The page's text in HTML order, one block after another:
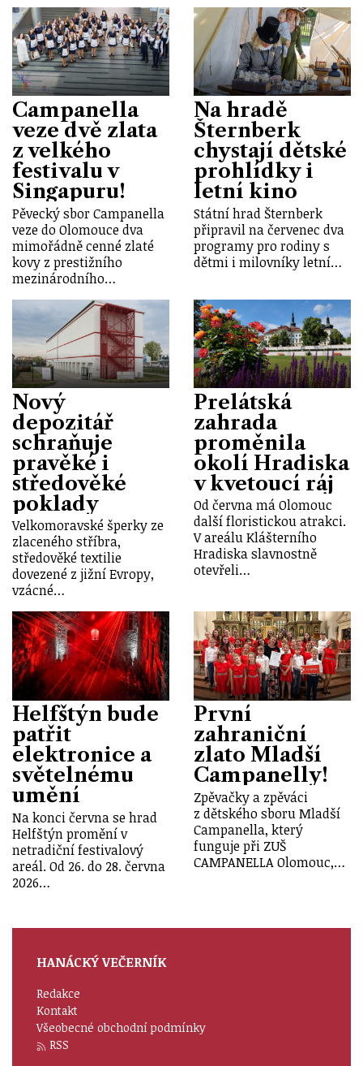
Campanella
veze dvě zlata
z velkého
festivalu v
Singapuru!
Pěvecký sbor Campanella
veze do Olomouce dva
mimořádně cenné zlaté
kovy z prestižního
mezinárodního…
Na hradě
Šternberk
chystají dětské
prohlídky i
letní kino
Státní hrad Šternberk
připravil na červenec dva
programy pro rodiny s
dětmi i milovníky letní…
Nový
depozitář
schraňuje
pravěké i
středověké
poklady
Velkomoravské šperky ze
zlaceného stříbra,
středověké textilie
dovezené z jižní Evropy,
vzácné…
Prelátská
zahrada
proměnila
okolí Hradiska
v kvetoucí ráj
Od června má Olomouc
další floristickou atrakci.
V areálu Klášterního
Hradiska slavnostně
otevřeli…
Helfštýn bude
patřit
elektronice a
světelnému
umění
Na konci června se hrad
Helfštýn promění v
netradiční festivalový
areál. Od 26. do 28. června
2026…
První
zahraniční
zlato Mladší
Campanelly!
Zpěvačky a zpěváci
z dětského sboru Mladší
Campanella, který
funguje při ZUŠ
CAMPANELLA Olomouc,…
HANÁCKÝ VEČERNÍK
Redakce
Kontakt
Všeobecné obchodní podmínky
RSS